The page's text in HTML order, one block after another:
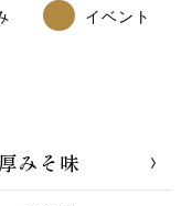
みそ味
イベント